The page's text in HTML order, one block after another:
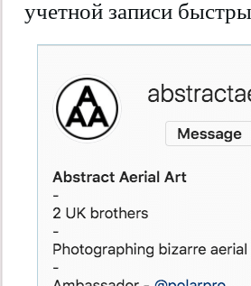
учетной записи